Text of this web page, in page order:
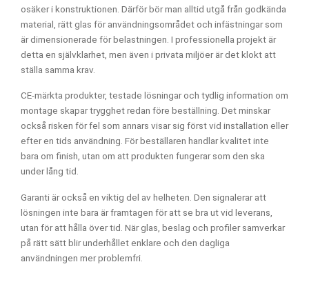
osäker i konstruktionen. Därför bör man alltid utgå från godkända
material, rätt glas för användningsområdet och infästningar som
är dimensionerade för belastningen. I professionella projekt är
detta en självklarhet, men även i privata miljöer är det klokt att
ställa samma krav.
CE-märkta produkter, testade lösningar och tydlig information om
montage skapar trygghet redan före beställning. Det minskar
också risken för fel som annars visar sig först vid installation eller
efter en tids användning. För beställaren handlar kvalitet inte
bara om finish, utan om att produkten fungerar som den ska
under lång tid.
Garanti är också en viktig del av helheten. Den signalerar att
lösningen inte bara är framtagen för att se bra ut vid leverans,
utan för att hålla över tid. När glas, beslag och profiler samverkar
på rätt sätt blir underhållet enklare och den dagliga
användningen mer problemfri.